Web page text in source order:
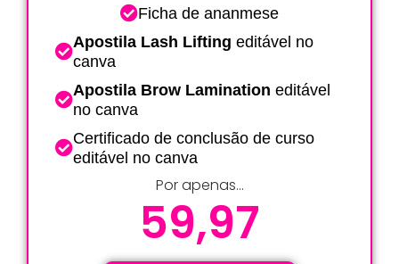
Ficha de ananmese
Apostila Lash Lifting editável no
canva
Apostila Brow Lamination editável
no canva
Certificado de conclusão de curso
editável no canva
Por apenas...
59,97